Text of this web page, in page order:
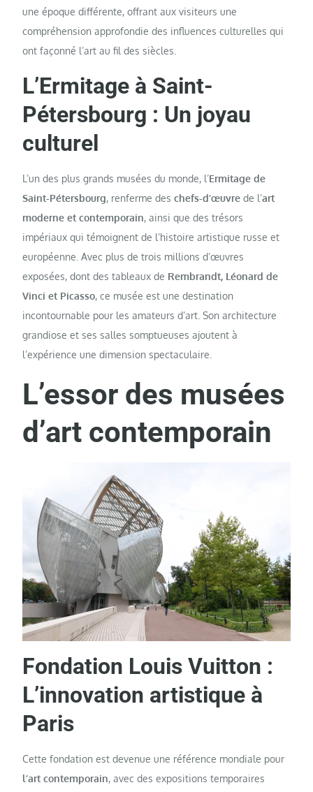
une époque différente, offrant aux visiteurs une
compréhension approfondie des influences culturelles qui
ont façonné l’art au fil des siècles.
L’Ermitage à Saint-
Pétersbourg : Un joyau
culturel
L’un des plus grands musées du monde, l’Ermitage de
Saint-Pétersbourg, renferme deschefs-d’œuvre de l’art
moderne et contemporain, ainsi que des trésors
impériaux qui témoignent de l’histoire artistique russe et
européenne. Avec plus de trois millions d’œuvres
exposées, dont des tableaux de Rembrandt, Léonard de
Vinci et Picasso, ce musée est une destination
incontournable pour les amateurs d’art. Son architecture
grandiose et ses salles somptueuses ajoutent à
l’expérience une dimension spectaculaire.
L’essor des musées
d’art contemporain
Fondation Louis Vuitton :
L’innovation artistique à
Paris
Cette fondation est devenue une référence mondiale pour
l’art contemporain, avec des expositions temporaires